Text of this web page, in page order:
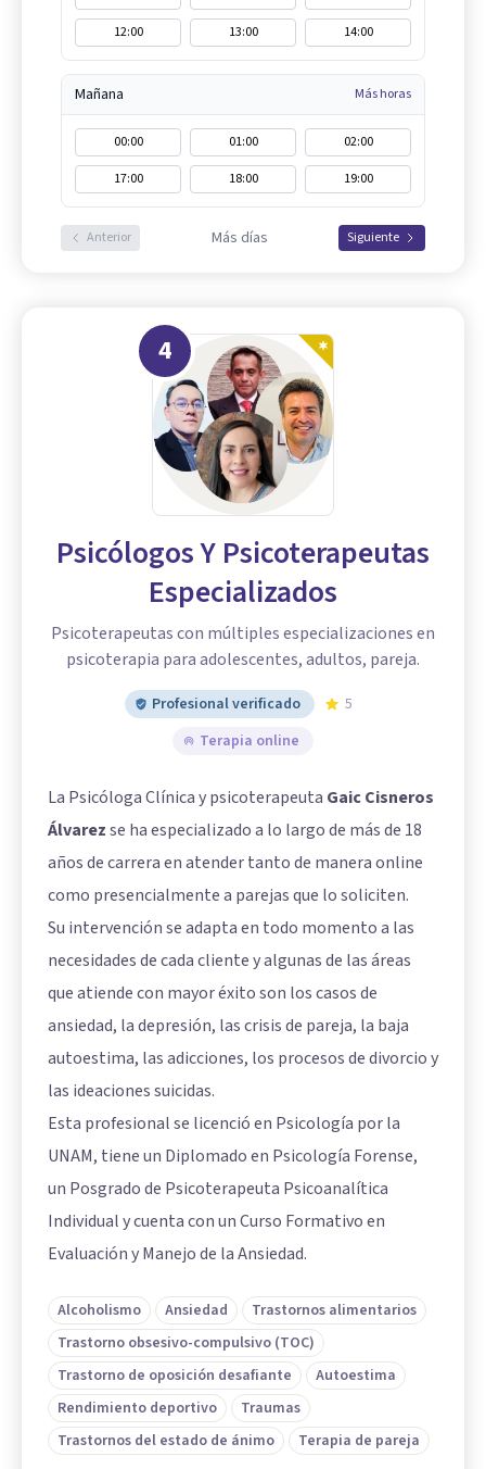
12:00
13:00 14:00
Mañana Más horas
00:00 01:00
02:00
17:00
18:00 19:00
Anterior Más días Siguiente
4
Psicólogos Y Psicoterapeutas
Especializados
Psicoterapeutas con múltiples especializaciones en
psicoterapia para adolescentes, adultos, pareja.
Profesional verificado
5
Terapia online
La Psicóloga Clínica y psicoterapeuta Gaic Cisneros
Álvarezse ha especializado a lo largo de más de 18
años de carrera en atender tanto de manera online
como presencialmente a parejas que lo soliciten.
Su intervención se adapta en todo momento a las
necesidades de cada cliente y algunas de las áreas
que atiende con mayor éxito son los casos de
ansiedad, la depresión, las crisis de pareja, la baja
autoestima, las adicciones, los procesos de divorcio y
las ideaciones suicidas.
Esta profesional se licenció en Psicología por la
UNAM, tiene un Diplomado en Psicología Forense,
un Posgrado de Psicoterapeuta Psicoanalítica
Individual y cuenta con un Curso Formativo en
Evaluación y Manejo de la Ansiedad.
Alcoholismo Ansiedad
Trastornos alimentarios
Trastorno obsesivo-compulsivo (TOC)
Trastorno de oposición desafiante
Autoestima
Rendimiento deportivo
Traumas
Trastornos del estado de ánimo
Terapia de pareja